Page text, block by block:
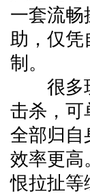
一套流畅
助，仅凭
制。
很多玩
击杀，可
全部归自
效率更高
恨拉扯等